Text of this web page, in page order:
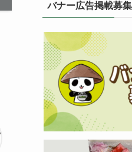
バナー広告掲載募